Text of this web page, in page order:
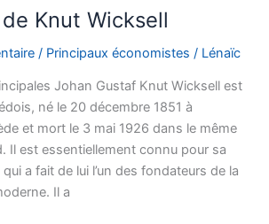
Knut Wicksell
/ Principaux économistes / Lénaïc
Johan Gustaf Knut Wicksell est
né le 20 décembre 1851 à
et mort le 3 mai 1926 dans le même
Il est essentiellement connu pour sa
a fait de lui l’un des fondateurs de la
Il a